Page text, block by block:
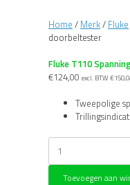
Home / Merk/ Fluke
doorbeltester
Fluke T110
€124,00 excl. BTW €
Tweepolige
Fluke
T110
Spanningstester
Toevoegen aan